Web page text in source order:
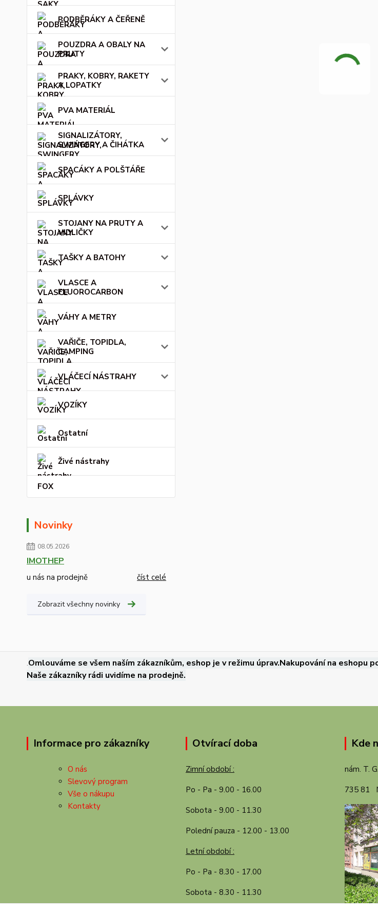
PODBĚRÁKY A ČEŘENĚ
POUZDRA A OBALY NA
PRUTY
PRAKY, KOBRY, RAKETY
A LOPATKY
PVA MATERIÁL
SIGNALIZÁTORY,
SWINGERY A ČIHÁTKA
SPACÁKY A POLŠTÁŘE
SPLÁVKY
STOJANY NA PRUTY A
VIDLIČKY
TAŠKY A BATOHY
VLASCE A
FLUOROCARBON
VÁHY A METRY
VAŘIČE, TOPIDLA,
CAMPING
VLÁČECÍ NÁSTRAHY
VOZÍKY
Ostatní
Živé nástrahy
FOX
Novinky
08.05.2026
IMOTHEP
u nás na prodejně číst celé
Zobrazit všechny novinky
.Omlouváme se všem naším zákazníkům, eshop je v režimu úprav.Nakupování na eshopu
Naše zákazníky rádi uvidíme na prodejně.
Informace pro zákazníky
O nás
Slevový program
Vše o nákupu
Kontakty
Otvírací doba
Zimní období :
Po - Pa - 9.00 - 16.00
Sobota - 9.00 - 11.30
Polední pauza - 12.00 - 13.00
Letní období :
Po - Pa - 8.30 - 17.00
Sobota - 8.30 - 11.30
Kde
nám. T.
735 81